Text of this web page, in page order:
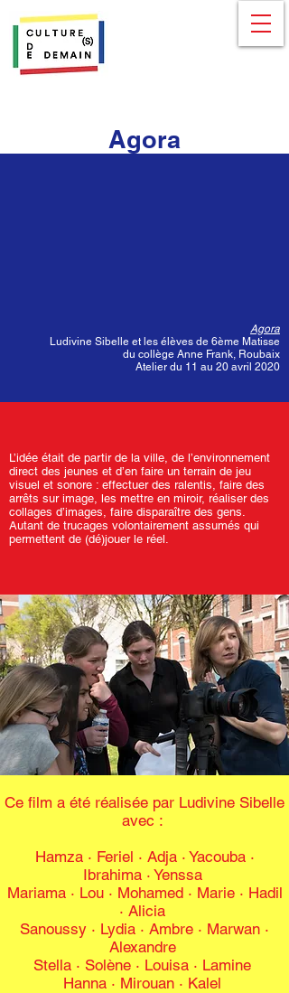
Agora
Agora
Ludivine Sibelle et les élèves de 6ème Matisse
du collège Anne Frank, Roubaix
Atelier du 11 au 20 avril 2020
L’idée était de partir de la ville, de l’environnement
direct des jeunes et d’en faire un terrain de jeu
visuel et sonore : effectuer des ralentis, faire des
arrêts sur image, les mettre en miroir, réaliser des
collages d’images, faire disparaître des gens.
Autant de trucages volontairement assumés qui
permettent de (dé)jouer le réel.
​​Ce film a été réalisée par Ludivine Sibelle
avec :
Hamza · Feriel · Adja · Yacouba ·
Ibrahima · Yenssa
Mariama · Lou · Mohamed · Marie · Hadil
· Alicia
Sanoussy · Lydia · Ambre · Marwan ·
Alexandre
Stella · Solène · Louisa · Lamine
Hanna · Mirouan · Kalel